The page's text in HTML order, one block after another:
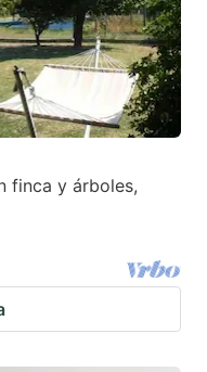
finca y árboles,